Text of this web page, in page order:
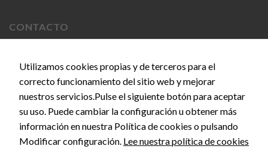
CONTACTO
info@empiezaconsultora.es
Copyright 2026 © EMPIEZA CONSULTORA by
MARKETING
Utilizamos cookies propias y de terceros para el
correcto funcionamiento del sitio web y mejorar
nuestros servicios.Pulse el siguiente botón para aceptar
su uso. Puede cambiar la configuración u obtener más
información en nuestra Política de cookies o pulsando
Modificar configuración. Lee nuestra política de cookies
Estadísticas
Para que
podamos
mejorar la
funcionalidad
y estructura
de la web, en
base a cómo